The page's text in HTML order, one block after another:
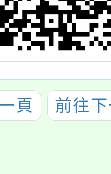
頁 前往